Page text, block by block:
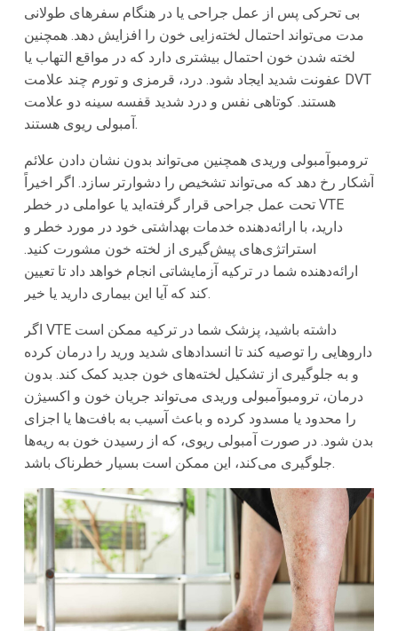
بی تحرکی پس از عمل جراحی یا در هنگام سفرهای طولانی
مدت می‌تواند احتمال لخته‌زایی خون را افزایش دهد. همچنین
لخته شدن خون احتمال بیشتری دارد که در مواقع التهاب یا
عفونت شدید ایجاد شود. درد، قرمزی و تورم چند علامت DVT
هستند. کوتاهی نفس و درد شدید قفسه سینه دو علامت
آمبولی ریوی هستند.
ترومبوآمبولی وریدی همچنین می‌تواند بدون نشان دادن علائم
آشکار رخ دهد که می‌تواند تشخیص را دشوارتر سازد. اگر اخیراً
تحت عمل جراحی قرار گرفته‌اید یا عواملی در خطر VTE
دارید، با ارائه‌دهنده خدمات بهداشتی خود در مورد خطر و
استراتژی‌های پیش‌گیری از لخته خون مشورت کنید.
ارائه‌دهنده شما در ترکیه آزمایشاتی انجام خواهد داد تا تعیین
کند که آیا این بیماری دارید یا خیر.
اگر VTE داشته باشید، پزشک شما در ترکیه ممکن است
داروهایی را توصیه کند تا انسداد‌های شدید ورید را درمان کرده
و به جلوگیری از تشکیل لخته‌های خون جدید کمک کند. بدون
درمان، ترومبوآمبولی وریدی می‌تواند جریان خون و اکسیژن
را محدود یا مسدود کرده و باعث آسیب به بافت‌ها یا اجزای
بدن شود. در صورت آمبولی ریوی، که از رسیدن خون به ریه‌ها
جلوگیری می‌کند، این ممکن است بسیار خطرناک باشد.